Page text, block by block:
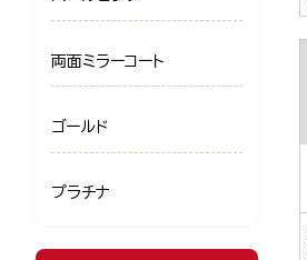
両面ミラーコート
ゴールド
プラチナ